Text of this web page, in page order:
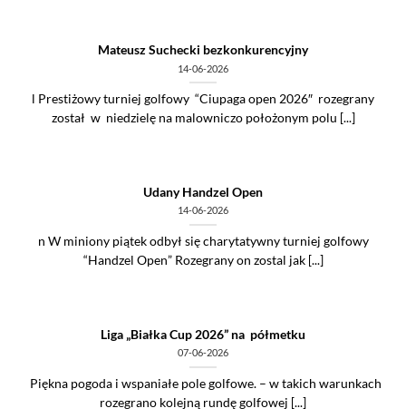
Mateusz Suchecki bezkonkurencyjny
14-06-2026
l Prestiżowy turniej golfowy “Ciupaga open 2026″ rozegrany
został w niedzielę na malowniczo położonym polu [...]
Udany Handzel Open
14-06-2026
n W miniony piątek odbył się charytatywny turniej golfowy
“Handzel Open” Rozegrany on zostal jak [...]
Liga „Białka Cup 2026” na półmetku
07-06-2026
Piękna pogoda i wspaniałe pole golfowe. – w takich warunkach
rozegrano kolejną rundę golfowej [...]